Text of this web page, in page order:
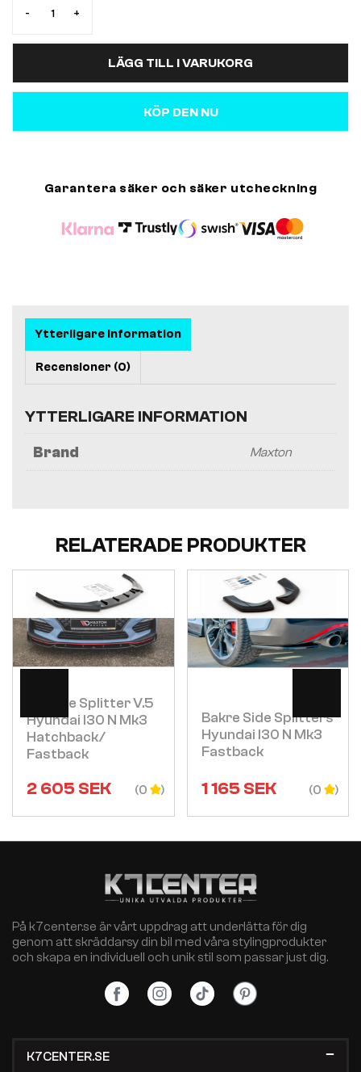
- +
LÄGG TILL I VARUKORG
KÖP DEN NU
Garantera säker och säker utcheckning
Ytterligare information
Recensioner (0)
YTTERLIGARE INFORMATION
Brand Maxton
RELATERADE PRODUKTER
Främre Splitter V.5
Hyundai I30 N Mk3
Hatchback/
Fastback
2 605SEK (0
Bakre Side Splitters
Hyundai I30 N Mk3
Fastback
1 165SEK (0
På k7center.se är vårt uppdrag att underlätta för dig
genom att skräddarsy din bil med våra stylingprodukter
och skapa en individuell och unik stil som passar just dig.
K7CENTER.SE